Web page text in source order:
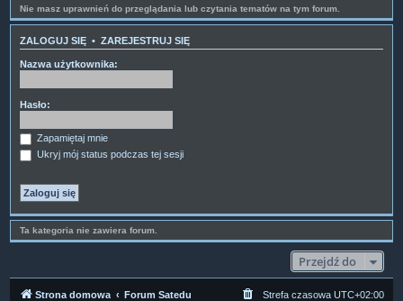
Nie masz uprawnień do przeglądania lub czytania tematów na tym forum.
ZALOGUJ SIĘ • ZAREJESTRUJ SIĘ
Nazwa użytkownika:
Hasło:
Zapamiętaj mnie
Ukryj mój status podczas tej sesji
Ta kategoria nie zawiera forum.
Przejdź do
Strona domowa Forum Satedu Strefa czasowa UTC+02:00